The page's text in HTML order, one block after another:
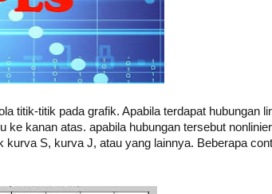
titik-titik pada grafik. Apabila terdapat hubungan
kanan atas. apabila hubungan tersebut
S, kurva J, atau yang lainnya. Beberapa